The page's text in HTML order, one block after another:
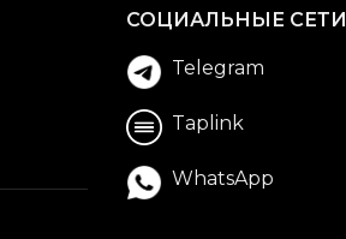
СОЦИАЛЬНЫЕ СЕТИ
Telegram
Taplink
WhatsApp